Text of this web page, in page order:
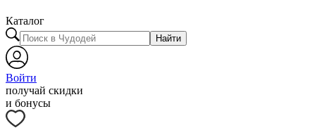
Каталог
Найти
Войти
получай скидки
и бонусы